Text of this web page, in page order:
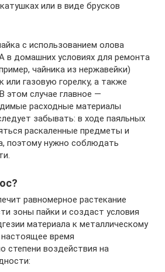
или в виде брусков
с использованием олова
в домашних условиях для ремонта
чайника из нержавейки)
или газовую горелку, а также
этом случае главное —
расходные материалы
забывать: в ходе паяльных
раскаленные предметы и
поэтому нужно соблюдать
равномерное растекание
зоны пайки и создаст условия
материала к металлическому
время
степени воздействия на